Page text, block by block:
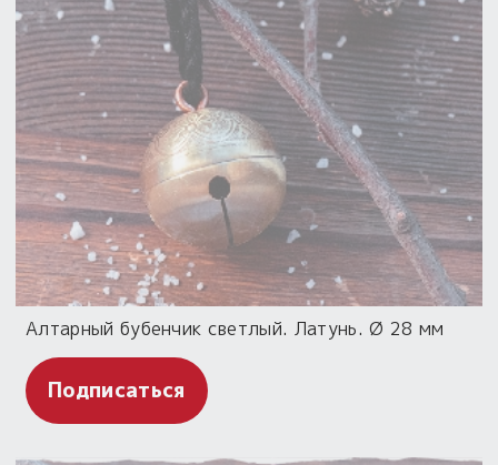
Алтарный бубенчик светлый. Латунь. Ø 28 мм
Подписаться